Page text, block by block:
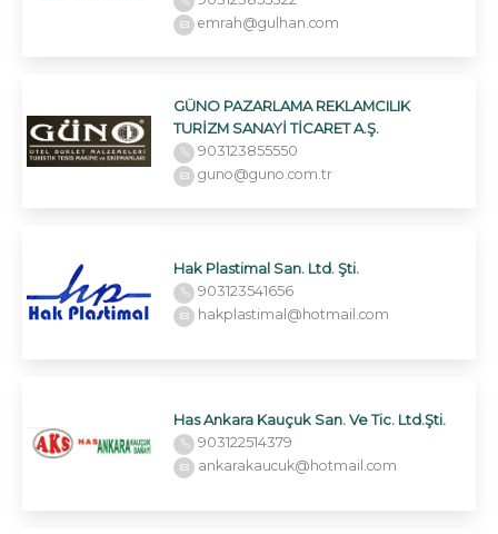
emrah@gulhan.com
GÜNO PAZARLAMA REKLAMCILIK
TURİZM SANAYİ TİCARET A.Ş.
903123855550
guno@guno.com.tr
Hak Plastimal San. Ltd. Şti.
903123541656
hakplastimal@hotmail.com
Has Ankara Kauçuk San. Ve Tic. Ltd.Şti.
903122514379
ankarakaucuk@hotmail.com